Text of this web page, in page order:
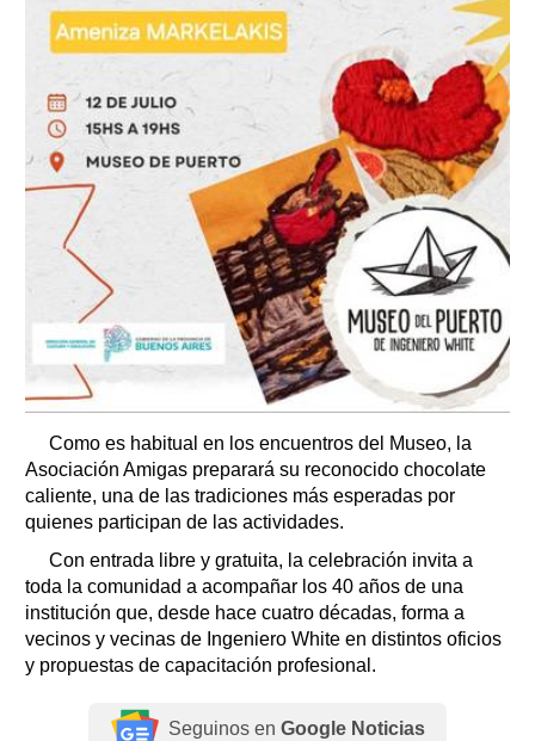
Como es habitual en los encuentros del Museo, la
Asociación Amigas preparará su reconocido chocolate
caliente, una de las tradiciones más esperadas por
quienes participan de las actividades.
Con entrada libre y gratuita, la celebración invita a
toda la comunidad a acompañar los 40 años de una
institución que, desde hace cuatro décadas, forma a
vecinos y vecinas de Ingeniero White en distintos oficios
y propuestas de capacitación profesional.
Seguinos en Google Noticias